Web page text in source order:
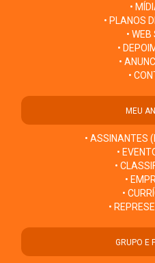
•
• PLANOS
• WEB
•
•
•
MEU
• ASSINANTES
•
•
•
•
•
GRUPO E